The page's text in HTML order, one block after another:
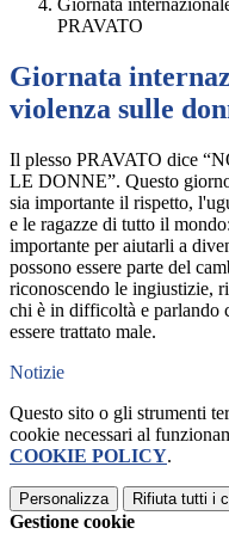
Giornata
PRAVATO
Giornata
violenza sulle
Il plesso PRAVATO dice
LE DONNE”. Questo
sia importante il rispetto,
e le ragazze di tutto il
importante per aiutarli a
possono essere parte del
riconoscendo le ingiustizie,
chi è in difficoltà e parlando
essere trattato male.
Notizie
Questo sito o gli strumenti
cookie necessari al
COOKIE POLICY.
Personalizza Rifiuta tutti i
Gestione cookie